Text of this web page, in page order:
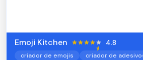
Emoji Kitchen 4.8
criador de emojis
criador de